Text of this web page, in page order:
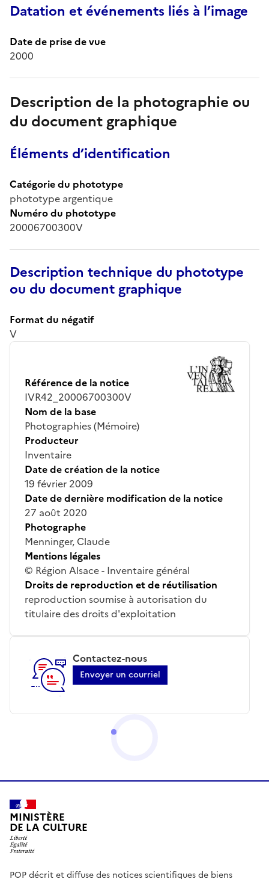
Datation et événements liés à l’image
Date de prise de vue
2000
Description de la photographie ou
du document graphique
Éléments d’identification
Catégorie du phototype
phototype argentique
Numéro du phototype
20006700300V
Description technique du phototype
ou du document graphique
Format du négatif
V
Référence de la notice
IVR42_20006700300V
Nom de la base
Photographies (Mémoire)
Producteur
Inventaire
Date de création de la notice
19 février 2009
Date de dernière modification de la notice
27 août 2020
Photographe
Menninger, Claude
Mentions légales
© Région Alsace - Inventaire général
Droits de reproduction et de réutilisation
reproduction soumise à autorisation du
titulaire des droits d'exploitation
Contactez-nous
Envoyer un courriel
MINISTÈRE
DE LA CULTURE
POP décrit et diffuse des notices scientifiques de biens